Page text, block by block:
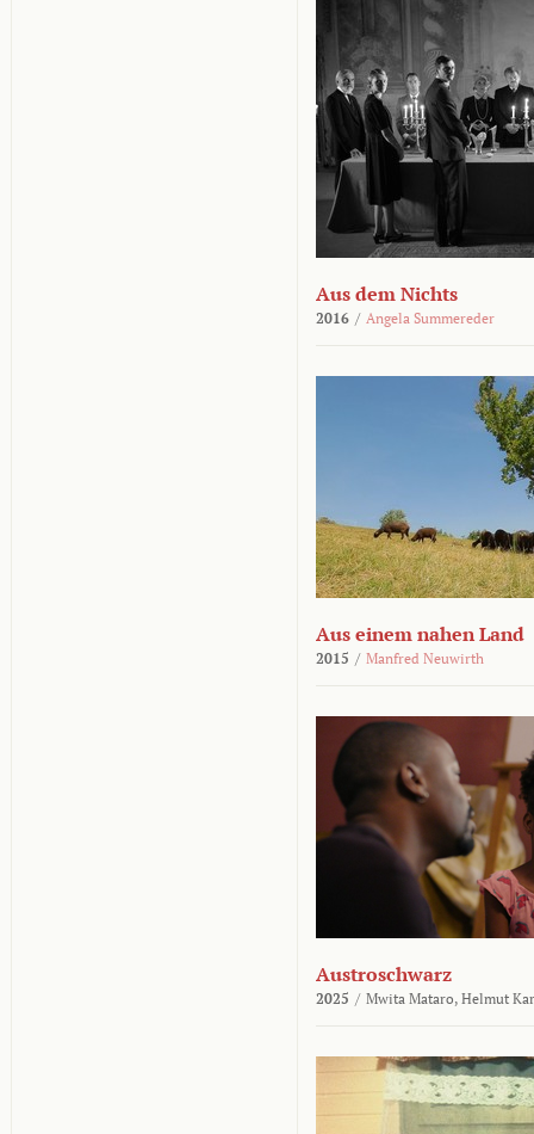
Aus dem Nichts
2016 / Angela Summereder
Aus einem nahen Land
2015 / Manfred Neuwirth
Austroschwarz
2025 / Mwita Mataro, Helmut